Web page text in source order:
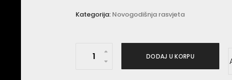
Kategorija: Novogodišnja rasvjeta
DODAJ U KORPU